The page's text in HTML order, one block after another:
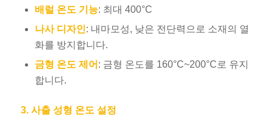
배럴 온도 기능: 최대 400°C
나사 디자인: 내마모성, 낮은 전단력으로 소재의 열
화를 방지합니다.
금형 온도 제어 : 금형 온도를 160°C~200°C로 유지
합니다.
3. 사출 성형 온도 설정